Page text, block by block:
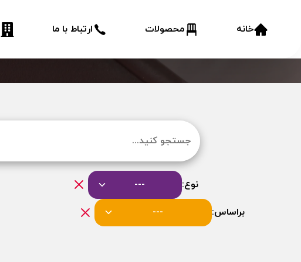
خانه محصولات ارتباط با ما
نوع: ---
براساس: ---